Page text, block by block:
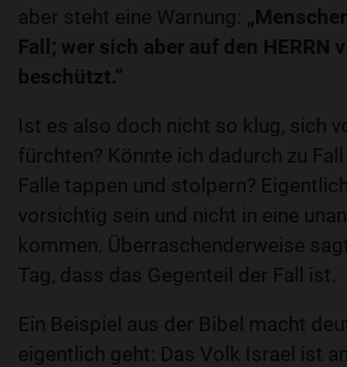
aber steht eine Warnung:
Fall; wer sich aber auf den HERRN
beschützt.“
Ist es also doch nicht so klug, sich
fürchten? Könnte ich dadurch zu
Falle tappen und stolpern?
vorsichtig sein und nicht in eine
kommen. Überraschenderweise
Tag, dass das Gegenteil der Fall ist.
Ein Beispiel aus der Bibel macht
eigentlich geht: Das Volk Israel ist